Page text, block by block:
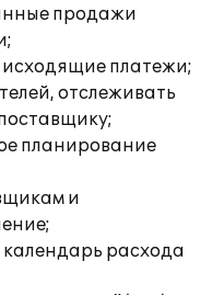
продажи
платежи;
отслеживать
планирование
и
расхода